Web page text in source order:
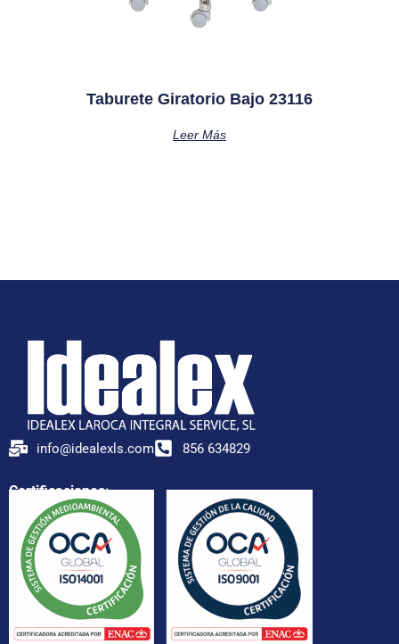
Taburete Giratorio Bajo 23116
Leer Más
info@idealexls.com 856 634829
Certificaciones: